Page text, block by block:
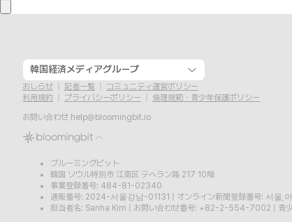
韓国経済メディアグループ
おしらせ 記者一覧
コミュニティ運営ポリシー
利用規約
プライバシーポリシー
倫理規範・青少年保護ポリシー
お問い合わせ help@bloomingbit.io
ブルーミングビット
韓国 ソウル特別市 江南区 テヘラン路 217 10階
事業登録番号: 484-81-02340
通販番号: 2024-서울강남-01131
オンライン新聞登録番号: 서울,
担当者名: Sanha Kim
お問い合わせ番号: +82-2-554-7002 青